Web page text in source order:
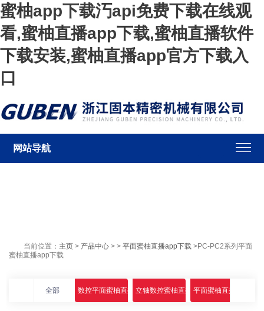
蜜柚app下载汅api免费下载在线观
看,蜜柚直播app下载,蜜柚直播软件
下载安装,蜜柚直播app官方下载入
口
网站导航
当前位置： 主页 > 产品中心 > >平面蜜柚直播app下载 >PC-PC2系列平面
蜜柚直播app下载
全部 数控平面蜜柚直播app下载立轴数控蜜柚直播app下载平面蜜柚直播app下载